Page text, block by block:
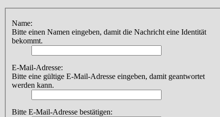
Name:
Bitte einen Namen eingeben, damit die Nachricht eine Identität
bekommt.
E-Mail-Adresse:
Bitte eine gültige E-Mail-Adresse eingeben, damit geantwortet
werden kann.
Bitte E-Mail-Adresse bestätigen: